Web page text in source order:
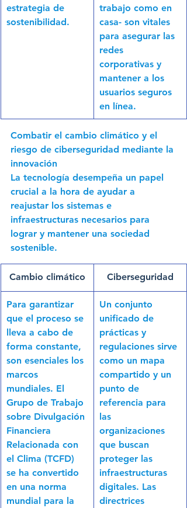
estrategia de
sostenibilidad.
trabajo como en
casa- son vitales
para asegurar las
redes
corporativas y
mantener a los
usuarios seguros
en línea.
Combatir el cambio climático y el
riesgo de ciberseguridad mediante la
innovación
La tecnología desempeña un papel
crucial a la hora de ayudar a
reajustar los sistemas e
infraestructuras necesarios para
lograr y mantener una sociedad
sostenible.
Cambio climático Ciberseguridad
Para garantizar
que el proceso se
lleva a cabo de
forma constante,
son esenciales los
marcos
mundiales. El
Grupo de Trabajo
sobre Divulgación
Financiera
Relacionada con
el Clima (TCFD)
se ha convertido
en una norma
mundial para la
Un conjunto
unificado de
prácticas y
regulaciones sirve
como un mapa
compartido y un
punto de
referencia para
las
organizaciones
que buscan
proteger las
infraestructuras
digitales. Las
directrices